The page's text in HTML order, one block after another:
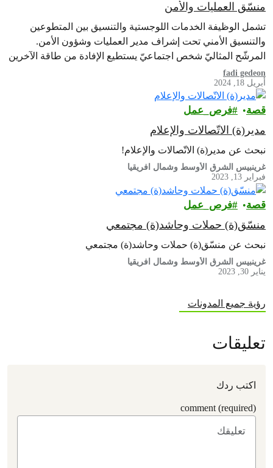
منسّق العمليات والأمن
تشمل الوظيفة الخدمات اللوجستية والتنسيق بين المتطوعين
والتنسيق الأمني تحت إشراف مدير العمليات وشؤون الأمن.
المرشّح المثاليّ شخص اجتماعيّ يستطيع الإفادة من طاقة الآخرين
الإبداعية ويمتلك نظرةً ثاقبة في رصد الموهبة والقيادة، مُلهِم
للإمكانات ويحفّز الآخرين على العمل معاً. كما أنه يبرهن عن عقلية
إيجابية وعمل جماعيّ وروح تعاون ويتقبّل التنوّع.
fadi gedeon
أبريل 18, 2024
قصة فرص_عمل
مدير(ة) الاتّصالات والإعلام
نبحث عن مدير(ة) الاتّصالات والإعلام!
غرينبيس الشرق الأوسط وشمال افريقيا
فبراير 13, 2023
قصة فرص_عمل
منسّق(ة) حملات وحاشد(ة) مجتمعي
نبحث عن منسّق(ة) حملات وحاشد(ة) مجتمعي
غرينبيس الشرق الأوسط وشمال افريقيا
يناير 30, 2023
رؤية جميع المدونات
تعليقات
اكتب ردك
comment (required)